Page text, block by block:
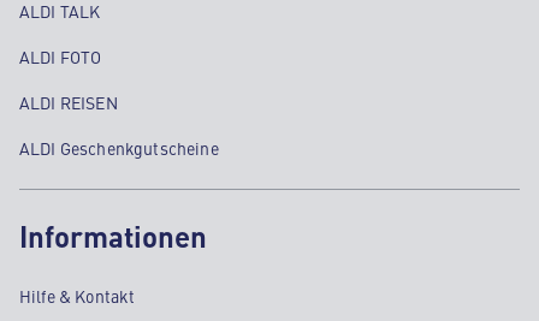
ALDI TALK
ALDI FOTO
ALDI REISEN
ALDI Geschenkgutscheine
Informationen
Hilfe & Kontakt